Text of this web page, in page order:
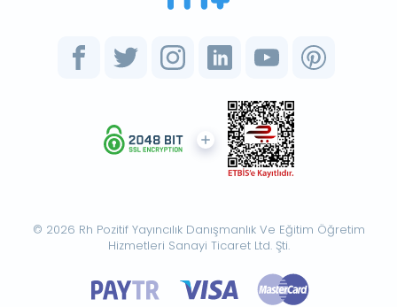
© 2026 Rh Pozitif Yayıncılık Danışmanlık Ve Eğitim Öğretim
Hizmetleri Sanayi Ticaret Ltd. Şti.